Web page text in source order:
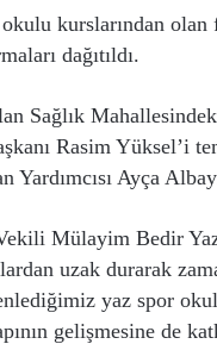
kurslarından
dağıtıldı.
Sağlık
Rasim Yüksel’i
Yardımcısı Ayça
Mülayim Bedir
uzak durarak
yaz spor
gelişmesine de